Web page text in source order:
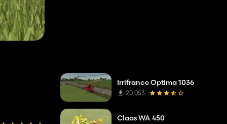
Irrifrance Optima 1036
20 053
Claas WA 450